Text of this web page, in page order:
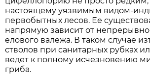
настоящему уязвимым видом-
первобытных лесов. Ее
напрямую зависит от
елового валежа. В таком случае
стволов при санитарных рубках
ведет к полному исчезновению
гриба.